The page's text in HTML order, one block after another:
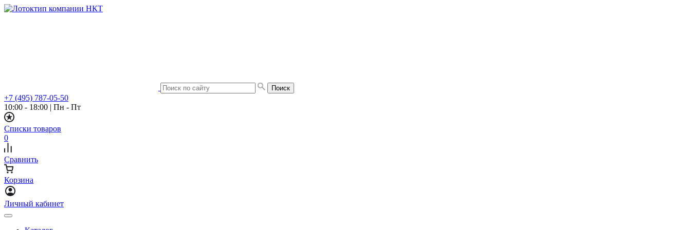
+7 (495) 787-05-50
10:00 - 18:00 | Пн - Пт
Списки товаров
0
Сравнить
Корзина
Личный кабинет